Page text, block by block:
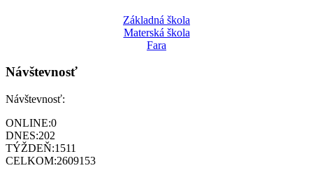
Základná škola
Materská škola
Fara
Návštevnosť
Návštevnosť:
ONLINE:0
DNES:202
TÝŽDEŇ:1511
CELKOM:2609153